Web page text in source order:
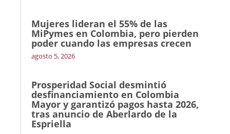
Mujeres lideran el 55% de las
MiPymes en Colombia, pero pierden
poder cuando las empresas crecen
agosto 5, 2026
Prosperidad Social desmintió
desfinanciamiento en Colombia
Mayor y garantizó pagos hasta 2026,
tras anuncio de Aberlardo de la
Espriella